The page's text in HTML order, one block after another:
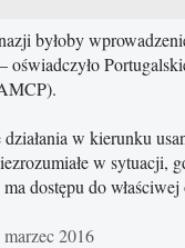
byłoby
oświadczyło
w kierunku
w sytuacji,
dostępu do
2016